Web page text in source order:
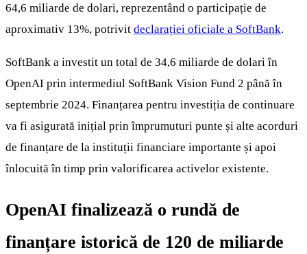
64,6 miliarde de dolari, reprezentând o participație de
aproximativ 13%, potrivit declarației oficiale a SoftBank.
SoftBank a investit un total de 34,6 miliarde de dolari în
OpenAI prin intermediul SoftBank Vision Fund 2 până în
septembrie 2024. Finanțarea pentru investiția de continuare
va fi asigurată inițial prin împrumuturi punte și alte acorduri
de finanțare de la instituții financiare importante și apoi
înlocuită în timp prin valorificarea activelor existente.
OpenAI finalizează o rundă de
finanțare istorică de 120 de miliarde